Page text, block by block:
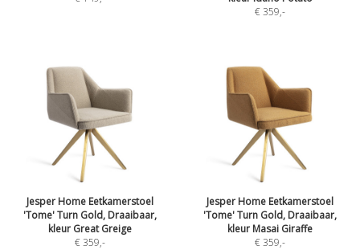
€ 359,-
Jesper Home Eetkamerstoel
'Tome' Turn Gold, Draaibaar,
kleur Great Greige
€ 359,-
Jesper Home Eetkamerstoel
'Tome' Turn Gold, Draaibaar,
kleur Masai Giraffe
€ 359,-